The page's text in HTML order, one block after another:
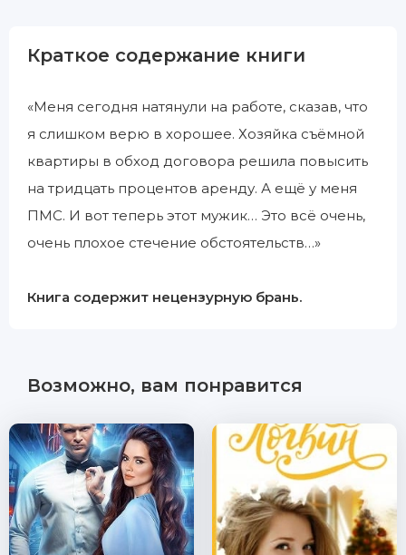
Краткое содержание книги
«Меня сегодня натянули на работе, сказав, что
я слишком верю в хорошее. Хозяйка съёмной
квартиры в обход договора решила повысить
на тридцать процентов аренду. А ещё у меня
ПМС. И вот теперь этот мужик… Это всё очень,
очень плохое стечение обстоятельств…»
Книга содержит нецензурную брань.
Возможно, вам понравится